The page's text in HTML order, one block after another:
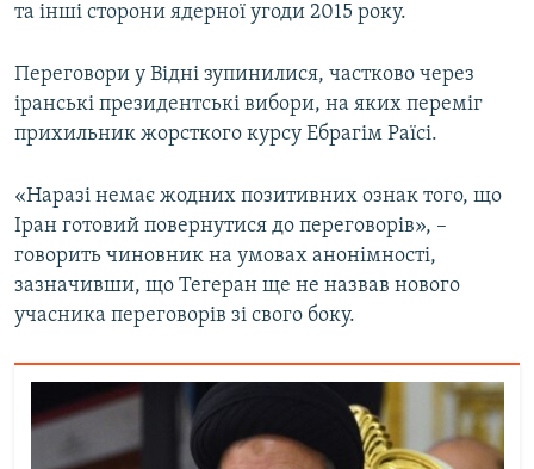
та інші сторони ядерної угоди 2015 року.
Переговори у Відні зупинилися, частково через
іранські президентські вибори, на яких переміг
прихильник жорсткого курсу Ебрагім Раїсі.
«Наразі немає жодних позитивних ознак того, що
Іран готовий повернутися до переговорів», –
говорить чиновник на умовах анонімності,
зазначивши, що Тегеран ще не назвав нового
учасника переговорів зі свого боку.